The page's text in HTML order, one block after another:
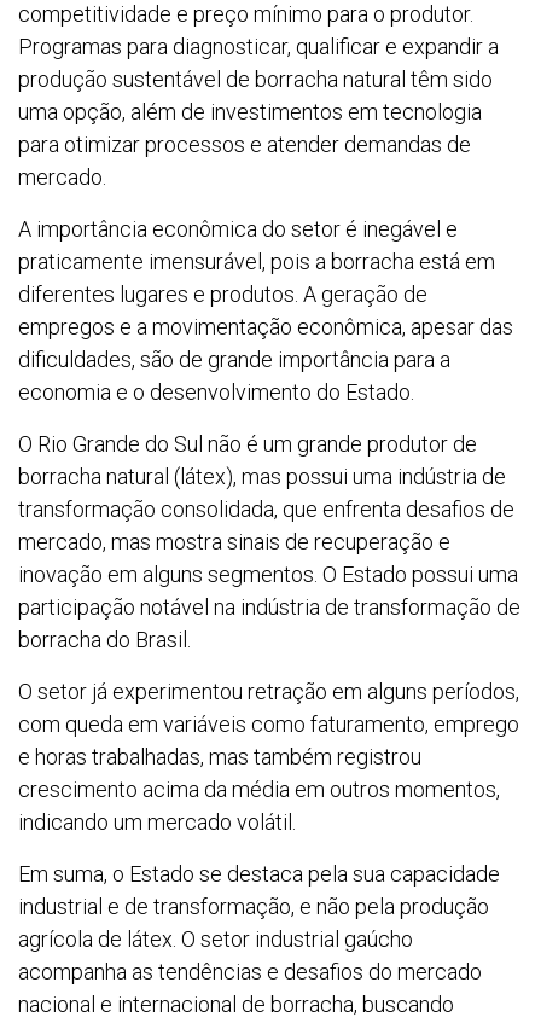
competitividade e preço mínimo para o produtor.
Programas para diagnosticar, qualificar e expandir a
produção sustentável de borracha natural têm sido
uma opção, além de investimentos em tecnologia
para otimizar processos e atender demandas de
mercado.
A importância econômica do setor é inegável e
praticamente imensurável, pois a borracha está em
diferentes lugares e produtos. A geração de
empregos e a movimentação econômica, apesar das
dificuldades, são de grande importância para a
economia e o desenvolvimento do Estado.
O Rio Grande do Sul não é um grande produtor de
borracha natural (látex), mas possui uma indústria de
transformação consolidada, que enfrenta desafios de
mercado, mas mostra sinais de recuperação e
inovação em alguns segmentos. O Estado possui uma
participação notável na indústria de transformação de
borracha do Brasil.
O setor já experimentou retração em alguns períodos,
com queda em variáveis como faturamento, emprego
e horas trabalhadas, mas também registrou
crescimento acima da média em outros momentos,
indicando um mercado volátil.
Em suma, o Estado se destaca pela sua capacidade
industrial e de transformação, e não pela produção
agrícola de látex. O setor industrial gaúcho
acompanha as tendências e desafios do mercado
nacional e internacional de borracha, buscando